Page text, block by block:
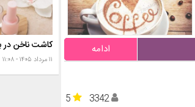
ادامه
5
3342
۱۱ مرداد ۱۴۰۵ - ۱۱:۰۸